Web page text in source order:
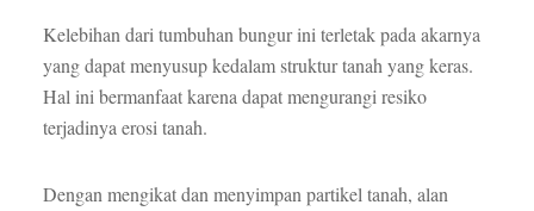
Kelebihan dari tumbuhan bungur ini terletak pada akarnya
yang dapat menyusup kedalam struktur tanah yang keras.
Hal ini bermanfaat karena dapat mengurangi resiko
terjadinya erosi tanah.
Dengan mengikat dan menyimpan partikel tanah, alan